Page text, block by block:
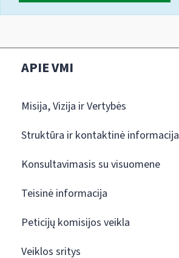
APIE VMI
Misija, Vizija ir Vertybės
Struktūra ir kontaktinė informacija
Konsultavimasis su visuomene
Teisinė informacija
Peticijų komisijos veikla
Veiklos sritys